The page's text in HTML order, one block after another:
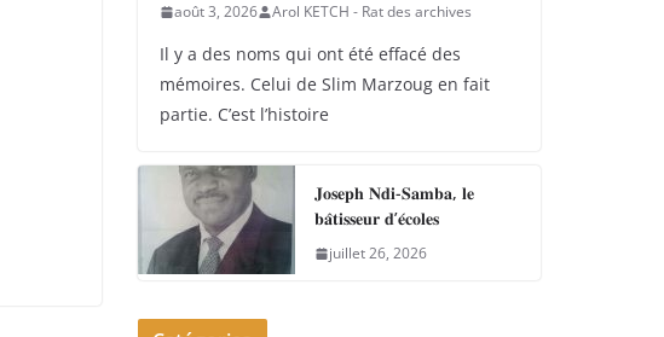
août 3, 2026 Arol KETCH - Rat des archives
Il y a des noms qui ont été effacé des
mémoires. Celui de Slim Marzoug en fait
partie. C’est l’histoire
𝐉𝐨𝐬𝐞𝐩𝐡 𝐍𝐝𝐢-𝐒𝐚𝐦𝐛𝐚, 𝐥𝐞
𝐛𝐚̂𝐭𝐢𝐬𝐬𝐞𝐮𝐫 𝐝’𝐞́𝐜𝐨𝐥𝐞𝐬
juillet 26, 2026